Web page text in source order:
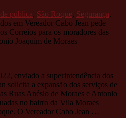
pública, São Roque, Segurança,
em Vereador Cabo Jean pede
Correios para os moradores das
Joaquim de Moraes
enviado a superintendência dos
solicita a expansão dos serviços de
Ruas Anésio de Moraes e Antonio
no bairro da Vila Moraes
O Vereador Cabo Jean …